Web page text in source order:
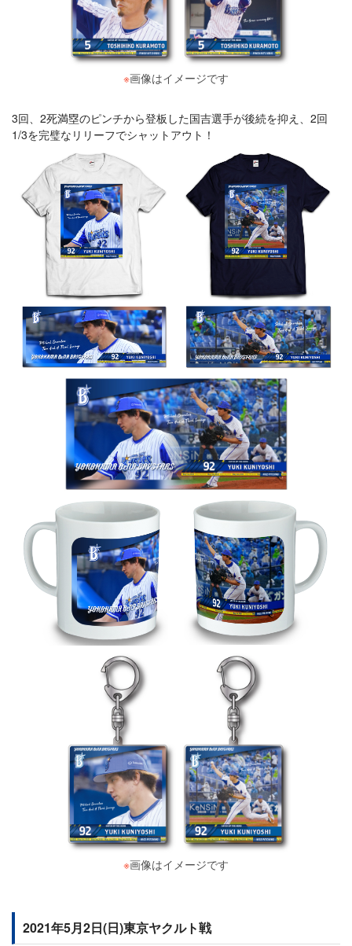
※画像はイメージです
3回、2死満塁のピンチから登板した国吉選手が後続を抑え、2回
1/3を完璧なリリーフでシャットアウト！
※画像はイメージです
2021年5月2日(日)東京ヤクルト戦